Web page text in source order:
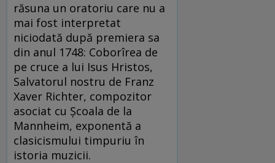
răsuna un oratoriu care nu a
mai fost interpretat
niciodată după premiera sa
din anul 1748: Coborîrea de
pe cruce a lui Isus Hristos,
Salvatorul nostru de Franz
Xaver Richter, compozitor
asociat cu Școala de la
Mannheim, exponentă a
clasicismului timpuriu în
istoria muzicii.